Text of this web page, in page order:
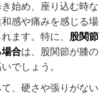
始め、座り込む時な
感や痛みを感じる場
ます。特に、 股関節
合は、股関節が膝の
でしょう。
、硬さや張りがない